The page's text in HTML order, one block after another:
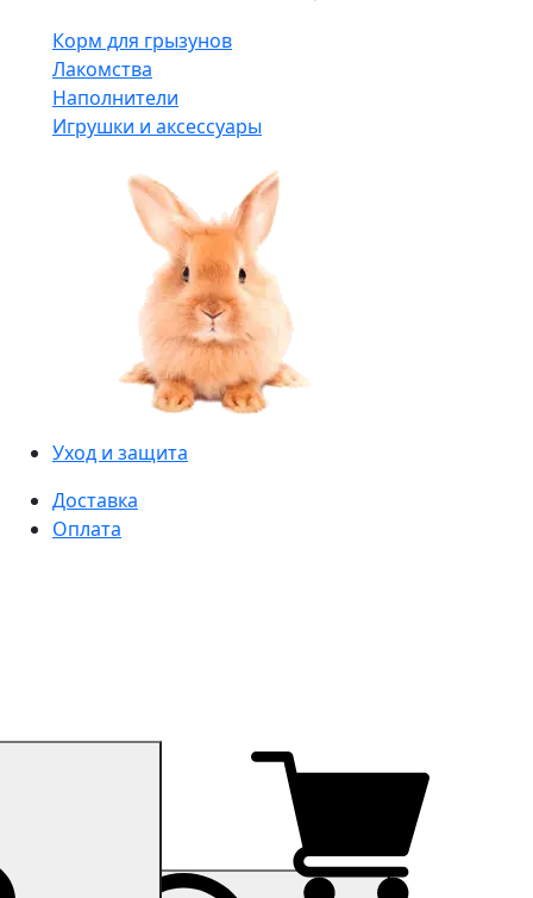
Корм для грызунов
Лакомства
Наполнители
Игрушки и аксессуары
Уход и защита
Доставка
Оплата